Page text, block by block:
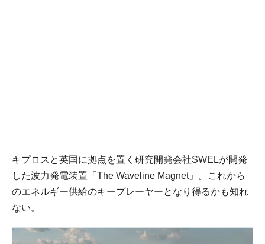
キプロスと英国に拠点を置く研究開発会社SWELが開発
した波力発電装置「The Waveline Magnet」。これから
のエネルギー供給のキープレーヤーとなり得るかも知れ
ない。